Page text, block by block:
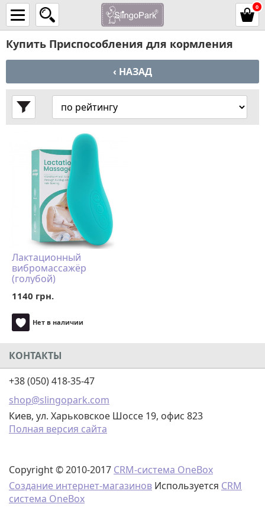
0
Купить Приспособления для кормления
‹ НАЗАД
Лактационный
вибромассажёр
(голубой)
1140 грн.
Нет в наличии
КОНТАКТЫ
+38 (050) 418-35-47
shop@slingopark.com
Киев, ул. Харьковское Шоссе 19, офис 823
Полная версия сайта
Copyright © 2010-2017 CRM-система OneBox
Создание интернет-магазинов Используется CRM
система OneBox